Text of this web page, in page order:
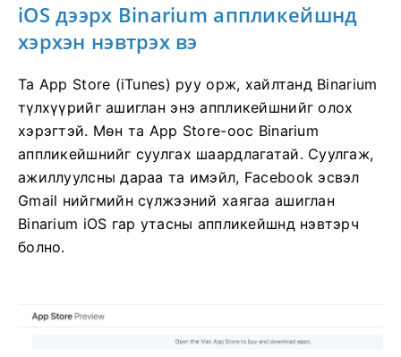
iOS дээрх Binarium аппликейшнд
хэрхэн нэвтрэх вэ
Та App Store (iTunes) руу орж, хайлтанд Binarium
түлхүүрийг ашиглан энэ аппликейшнийг олох
хэрэгтэй. Мөн та App Store-оос Binarium
аппликейшнийг суулгах шаардлагатай. Суулгаж,
ажиллуулсны дараа та имэйл, Facebook эсвэл
Gmail нийгмийн сүлжээний хаягаа ашиглан
Binarium iOS гар утасны аппликейшнд нэвтэрч
болно.